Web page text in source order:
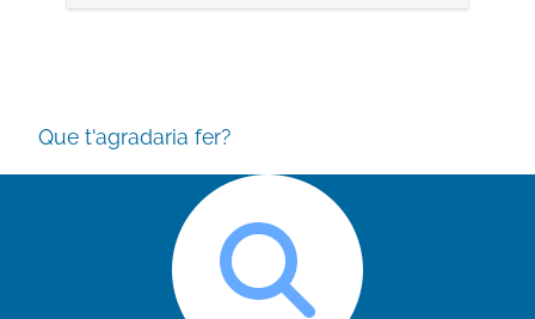
Que t'agradaria fer?